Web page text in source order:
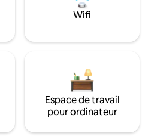
Wifi
Espace de travail
pour ordinateur